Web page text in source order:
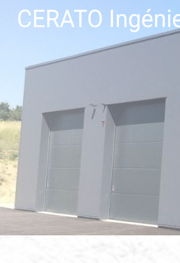
Panneau de gestion des cookies